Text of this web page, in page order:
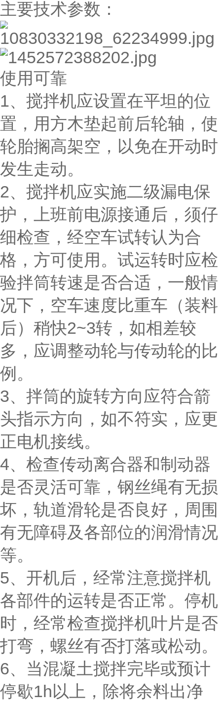
主要技术参数：
使用可靠
1、搅拌机应设置在平坦的位
置，用方木垫起前后轮轴，使
轮胎搁高架空，以免在开动时
发生走动。
2、搅拌机应实施二级漏电保
护，上班前电源接通后，须仔
细检查，经空车试转认为合
格，方可使用。试运转时应检
验拌筒转速是否合适，一般情
况下，空车速度比重车（装料
后）稍快2~3转，如相差较
多，应调整动轮与传动轮的比
例。
3、拌筒的旋转方向应符合箭
头指示方向，如不符实，应更
正电机接线。
4、检查传动离合器和制动器
是否灵活可靠，钢丝绳有无损
坏，轨道滑轮是否良好，周围
有无障碍及各部位的润滑情况
等。
5、开机后，经常注意搅拌机
各部件的运转是否正常。停机
时，经常检查搅拌机叶片是否
打弯，螺丝有否打落或松动。
6、当混凝土搅拌完毕或预计
停歇1h以上，除将余料出净